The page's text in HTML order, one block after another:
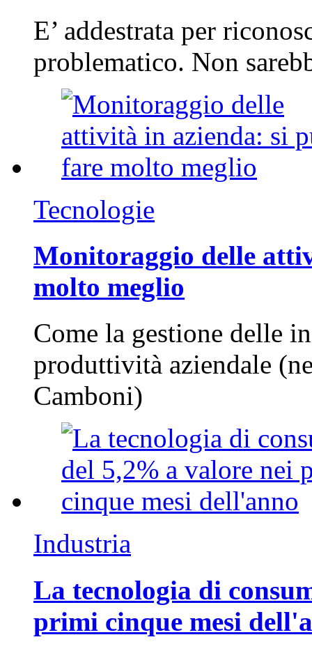
E’ addestrata per
problematico. Non
Tecnologie
Monitoraggio delle
molto meglio
Come la gestione delle
produttività aziendale
Camboni)
Industria
La tecnologia di
primi cinque mesi